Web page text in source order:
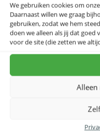
We gebruiken cookies om
Daarnaast willen we graag
gebruiken, zodat we hem
doen we alleen als jij dat goed
voor de site (die zetten we
Alleen
Klantenservice
Over Kunst in Kaart
Prijzen